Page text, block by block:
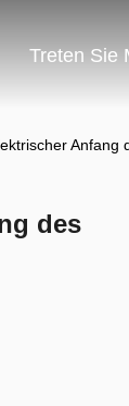
Treten Sie
des